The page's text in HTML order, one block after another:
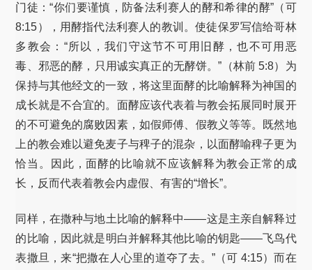
门徒：“你们要谨慎，防备法利赛人的酵和希律的酵”（可
8:15），用酵指代法利赛人的教训。使徒保罗写信给哥林
多教会：“所以，我们守这节不可用旧酵，也不可用恶
毒、邪恶的酵，只用诚实真正的无酵饼。”（林前 5:8）为
保持与其他经文的一致，将这里面酵的比喻解释为神国的
成长就是不合宜的。面酵应该代表着与教会拓展同时展开
的不可避免的腐败因素，如假师傅、假教义等等。既然地
上的教会难以避免麦子与稗子的混杂，以面酵喻稗子更为
恰当。因此，面酵的比喻就不应该解释为教会正常的成
长，反而代表着教会内虚假、有害的“增长”。
同样，在撒种与地土比喻的解释中——这是主亲自解释过
的比喻，因此就是明白并解释其他比喻的钥匙——飞鸟代
表撒旦，来“把撒在人心里的道夺了去。”（可 4:15）而在